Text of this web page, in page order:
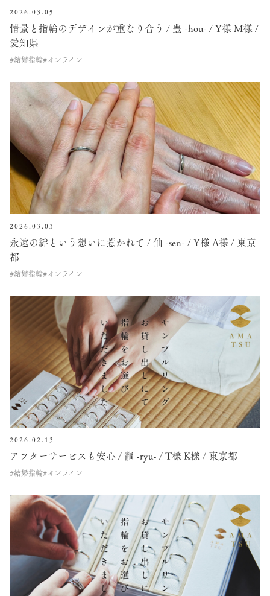
2026.03.05
情景と指輪のデザインが重なり合う / 豊 -hou- / Y様 M様 /
愛知県
#結婚指輪#オンライン
2026.03.03
永遠の絆という想いに惹かれて / 仙 -sen- / Y様 A様 / 東京
都
#結婚指輪#オンライン
2026.02.13
アフターサービスも安心 / 龍 -ryu- / T様 K様 / 東京都
#結婚指輪#オンライン